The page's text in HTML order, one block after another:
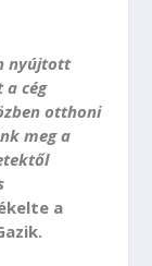
nyújtott
a cég
otthoni
meg a
a